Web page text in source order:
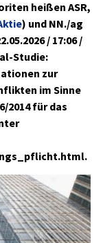
heißen ASR,
) und NN./ag
/ 17:06 /
Studie:
zur
im Sinne
2014 für das